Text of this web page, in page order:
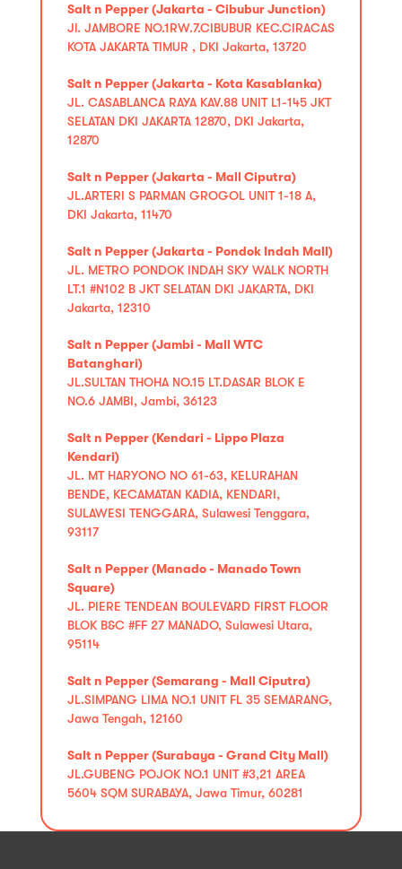
Salt n Pepper (Jakarta - Cibubur Junction)
Jl. JAMBORE NO.1RW.7.CIBUBUR KEC.CIRACAS
KOTA JAKARTA TIMUR , DKI Jakarta, 13720
Salt n Pepper (Jakarta - Kota Kasablanka)
JL. CASABLANCA RAYA KAV.88 UNIT L1-145 JKT
SELATAN DKI JAKARTA 12870, DKI Jakarta,
12870
Salt n Pepper (Jakarta - Mall Ciputra)
JL.ARTERI S PARMAN GROGOL UNIT 1-18 A,
DKI Jakarta, 11470
Salt n Pepper (Jakarta - Pondok Indah Mall)
JL. METRO PONDOK INDAH SKY WALK NORTH
LT.1 #N102 B JKT SELATAN DKI JAKARTA, DKI
Jakarta, 12310
Salt n Pepper (Jambi - Mall WTC
Batanghari)
JL.SULTAN THOHA NO.15 LT.DASAR BLOK E
NO.6 JAMBI, Jambi, 36123
Salt n Pepper (Kendari - Lippo Plaza
Kendari)
JL. MT HARYONO NO 61-63, KELURAHAN
BENDE, KECAMATAN KADIA, KENDARI,
SULAWESI TENGGARA, Sulawesi Tenggara,
93117
Salt n Pepper (Manado - Manado Town
Square)
JL. PIERE TENDEAN BOULEVARD FIRST FLOOR
BLOK B&C #FF 27 MANADO, Sulawesi Utara,
95114
Salt n Pepper (Semarang - Mall Ciputra)
JL.SIMPANG LIMA NO.1 UNIT FL 35 SEMARANG,
Jawa Tengah, 12160
Salt n Pepper (Surabaya - Grand City Mall)
JL.GUBENG POJOK NO.1 UNIT #3,21 AREA
5604 SQM SURABAYA, Jawa Timur, 60281